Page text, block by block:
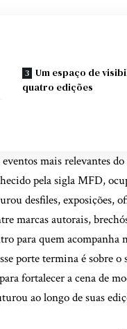
Um espaço de
quatro edições
mais relevantes
pela sigla MFD,
desfiles, exposições,
marcas autorais,
para quem acompanha
porte termina é sobre o
fortalecer a cena de
ao longo de suas